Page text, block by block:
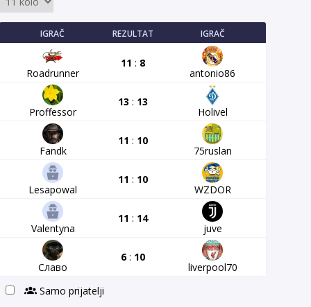
IGRAČ REZULTAT IGRAČ
Roadrunner
11 : 8
antonio86
Proffessor
13 : 13
Holivel
Fandk
11 : 10
75ruslan
Lesapowal
11 : 10
WZDOR
Valentyna
11 : 14
juve
Славо
6: 10
liverpool70
Samo prijatelji